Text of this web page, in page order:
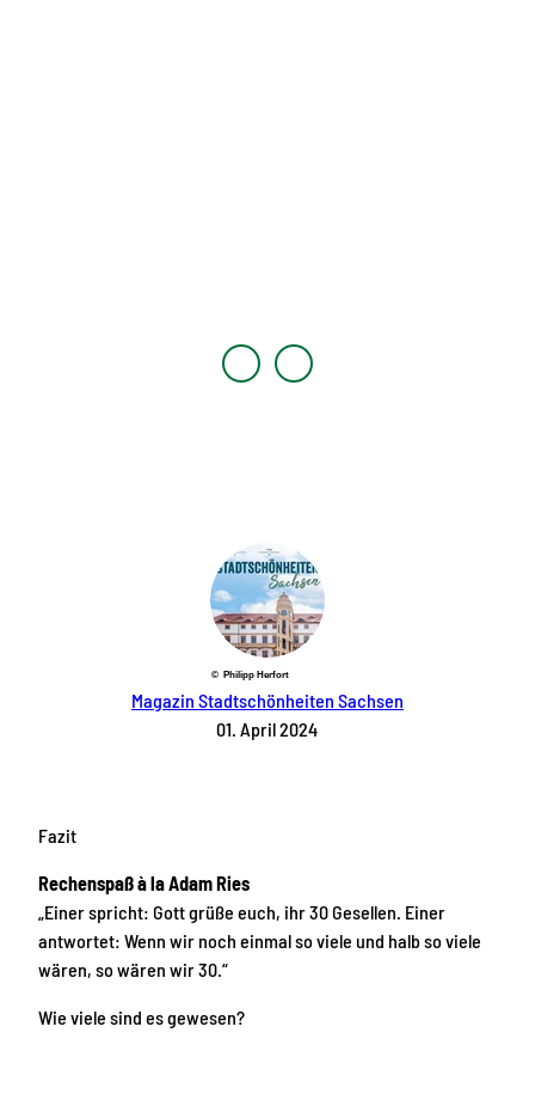
© Philipp Herfort
Magazin Stadtschönheiten Sachsen
01. April 2024
Fazit
Rechenspaß à la Adam Ries
„Einer spricht: Gott grüße euch, ihr 30 Gesellen. Einer
antwortet: Wenn wir noch einmal so viele und halb so viele
wären, so wären wir 30.“
Wie viele sind es gewesen?